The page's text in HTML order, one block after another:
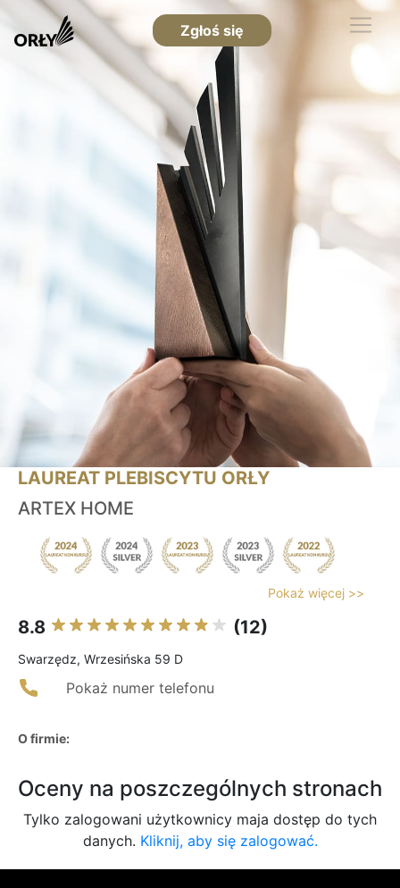
Zgłoś się
LAUREAT PLEBISCYTU ORŁY
ARTEX HOME
Pokaż więcej >>
8.8 (12)
Swarzędz, Wrzesińska 59 D
Pokaż numer telefonu
O firmie:
Oceny na poszczególnych stronach
Tylko zalogowani użytkownicy maja dostęp do tych
danych. Kliknij, aby się zalogować.